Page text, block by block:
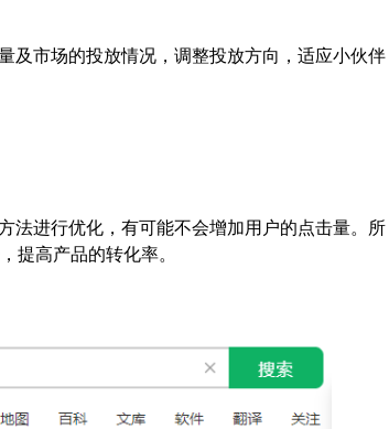
及市场的投放情况，调整投放方向，适应小伙伴
法进行优化，有可能不会增加用户的点击量。所
提高产品的转化率。